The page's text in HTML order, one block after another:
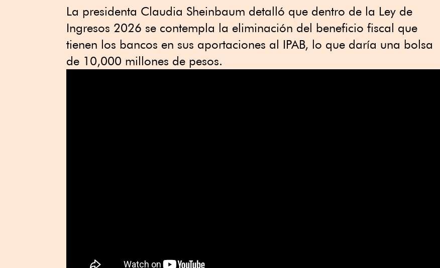
La presidenta Claudia Sheinbaum detalló que dentro de la Ley de
Ingresos 2026 se contempla la eliminación del beneficio fiscal que
tienen los bancos en sus aportaciones al IPAB, lo que daría una bolsa
de 10,000 millones de pesos.